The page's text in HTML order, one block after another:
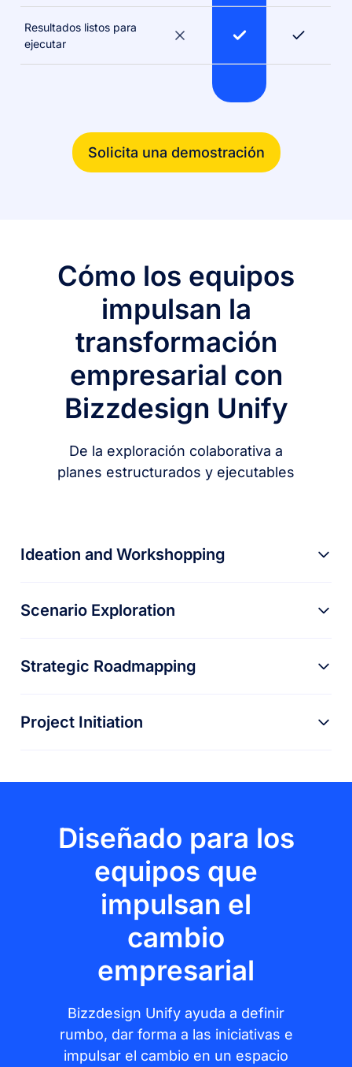
Resultados listos para
ejecutar
Solicita una demostración
Cómo los equipos
impulsan la
transformación
empresarial con
Bizzdesign Unify
De la exploración colaborativa a
planes estructurados y ejecutables
Ideation and Workshopping
Scenario Exploration
Strategic Roadmapping
Project Initiation
Diseñado para los
equipos que
impulsan el
cambio
empresarial
Bizzdesign Unify ayuda a definir
rumbo, dar forma a las iniciativas e
impulsar el cambio en un espacio